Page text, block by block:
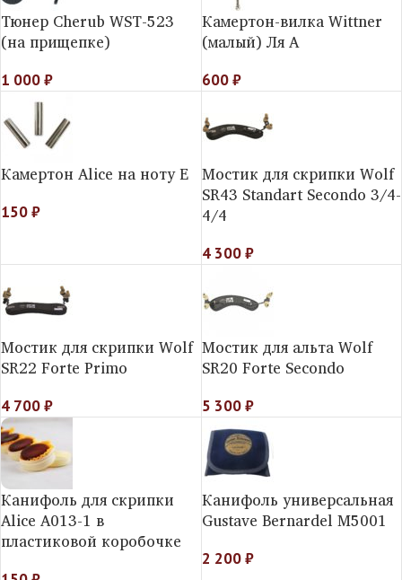
Тюнер Cherub WST-523
(на прищепке)
1 000₽
Камертон-вилка Wittner
(малый) Ля A
600₽
Камертон Alice на ноту E
150₽
Мостик для скрипки Wolf
SR43 Standart Secondo 3/4-
4/4
4 300₽
Мостик для скрипки Wolf
SR22 Forte Primo
4 700₽
Мостик для альта Wolf
SR20 Forte Secondo
5 300₽
Канифоль для скрипки
Alice А013-1 в
пластиковой коробочке
Канифоль универсальная
Gustave Bernardel M5001
2 200₽